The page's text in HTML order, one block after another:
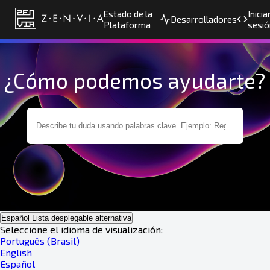
Estado de la
Plataforma
Desarrolladores
¿Cómo podemos ayudarte?
Español Lista desplegable alternativa
Seleccione el idioma de visualización:
Português (Brasil)
English
Español